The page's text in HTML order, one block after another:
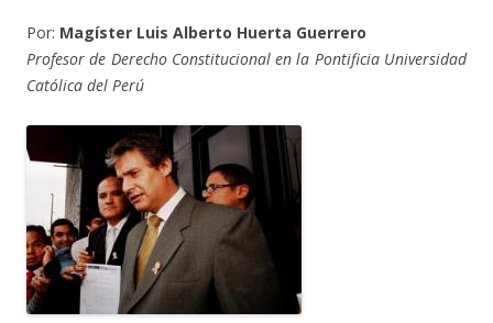
Por: Magíster Luis Alberto Huerta Guerrero
Profesor de Derecho Constitucional en la Pontificia Universidad
Católica del Perú